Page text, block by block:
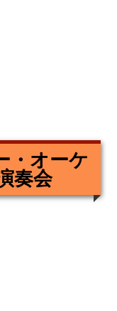
・オーケ
奏会